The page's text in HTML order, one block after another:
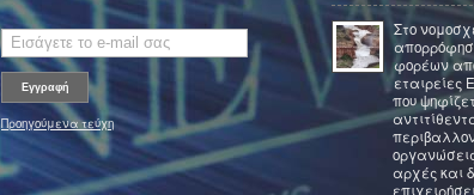
Προηγούμενα τεύχη
Στο
φορέων
εταιρείες
που
αρχές και